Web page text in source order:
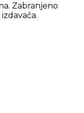
Zabranjeno